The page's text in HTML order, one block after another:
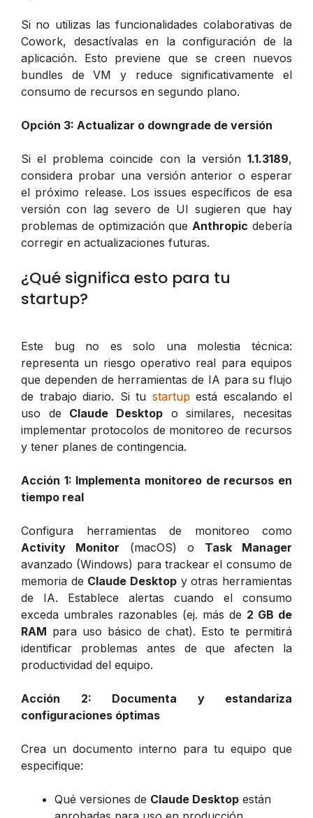
Si no utilizas las funcionalidades colaborativas de
Cowork, desactívalas en la configuración de la
aplicación. Esto previene que se creen nuevos
bundles de VM y reduce significativamente el
consumo de recursos en segundo plano.
Opción 3: Actualizar o downgrade de versión
Si el problema coincide con la versión 1.1.3189,
considera probar una versión anterior o esperar
el próximo release. Los issues específicos de esa
versión con lag severo de UI sugieren que hay
problemas de optimización queAnthropic debería
corregir en actualizaciones futuras.
¿Qué significa esto para tu
startup?
Este bug no es solo una molestia técnica:
representa un riesgo operativo real para equipos
que dependen de herramientas de IA para su flujo
de trabajo diario. Si tu startup está escalando el
uso de Claude Desktop o similares, necesitas
implementar protocolos de monitoreo de recursos
y tener planes de contingencia.
Acción 1: Implementa monitoreo de recursos en
tiempo real
Configura herramientas de monitoreo como
Activity Monitor (macOS) o Task Manager
avanzado (Windows) para trackear el consumo de
memoria de Claude Desktop y otras herramientas
de IA. Establece alertas cuando el consumo
exceda umbrales razonables (ej. más de 2 GB de
RAM para uso básico de chat). Esto te permitirá
identificar problemas antes de que afecten la
productividad del equipo.
Acción 2: Documenta y estandariza
configuraciones óptimas
Crea un documento interno para tu equipo que
especifique:
Qué versiones de Claude Desktop están